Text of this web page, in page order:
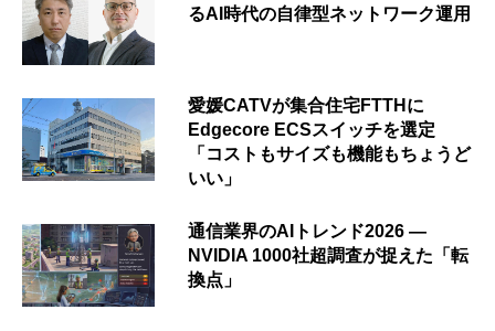
るAI時代の自律型ネットワーク運用
愛媛CATVが集合住宅FTTHに
Edgecore ECSスイッチを選定
「コストもサイズも機能もちょうど
いい」
通信業界のAIトレンド2026 ―
NVIDIA 1000社超調査が捉えた「転
換点」